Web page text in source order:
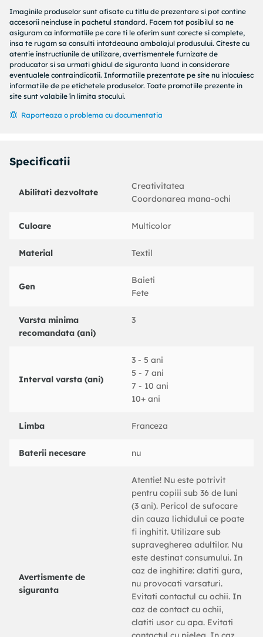
18,5 x 16,5 x 7 cm Varsta: 3+ IMPORTANT: Produsele noastre
sunt sigure pentru copii. Acestea nu contin substante toxice.
Ingredientele incluse in set au fost testate si au toate
certificatele de siguranta necesare. FABRICAT IN POLONIA.
Imaginile produselor sunt afisate cu titlu de prezentare si pot contine
accesorii neincluse in pachetul standard. Facem tot posibilul sa ne
asiguram ca informatiile pe care ti le oferim sunt corecte si complete,
insa te rugam sa consulti intotdeauna ambalajul produsului. Citeste cu
atentie instructiunile de utilizare, avertismentele furnizate de
producator si sa urmati ghidul de siguranta luand in considerare
eventualele contraindicatii. Informatiile prezentate pe site nu inlocuiesc
informatiile de pe etichetele produselor. Toate promotiile prezente in
site sunt valabile în limita stocului.
Raporteaza o problema cu documentatia
Specificatii
Abilitati dezvoltate
Creativitatea
Coordonarea mana-ochi
Culoare Multicolor
Material Textil
Gen
Baieti
Fete
Varsta minima
recomandata (ani)
3
Interval varsta (ani)
3 - 5 ani
5 - 7 ani
7 - 10 ani
10+ ani
Limba Franceza
Baterii necesare nu
Avertismente de
siguranta
Atentie! Nu este potrivit
pentru copiii sub 36 de luni
(3 ani). Pericol de sufocare
din cauza lichidului ce poate
fi inghitit. Utilizare sub
supravegherea adultilor. Nu
este destinat consumului. In
caz de inghitire: clatiti gura,
nu provocati varsaturi.
Evitati contactul cu ochii. In
caz de contact cu ochii,
clatiti usor cu apa. Evitati